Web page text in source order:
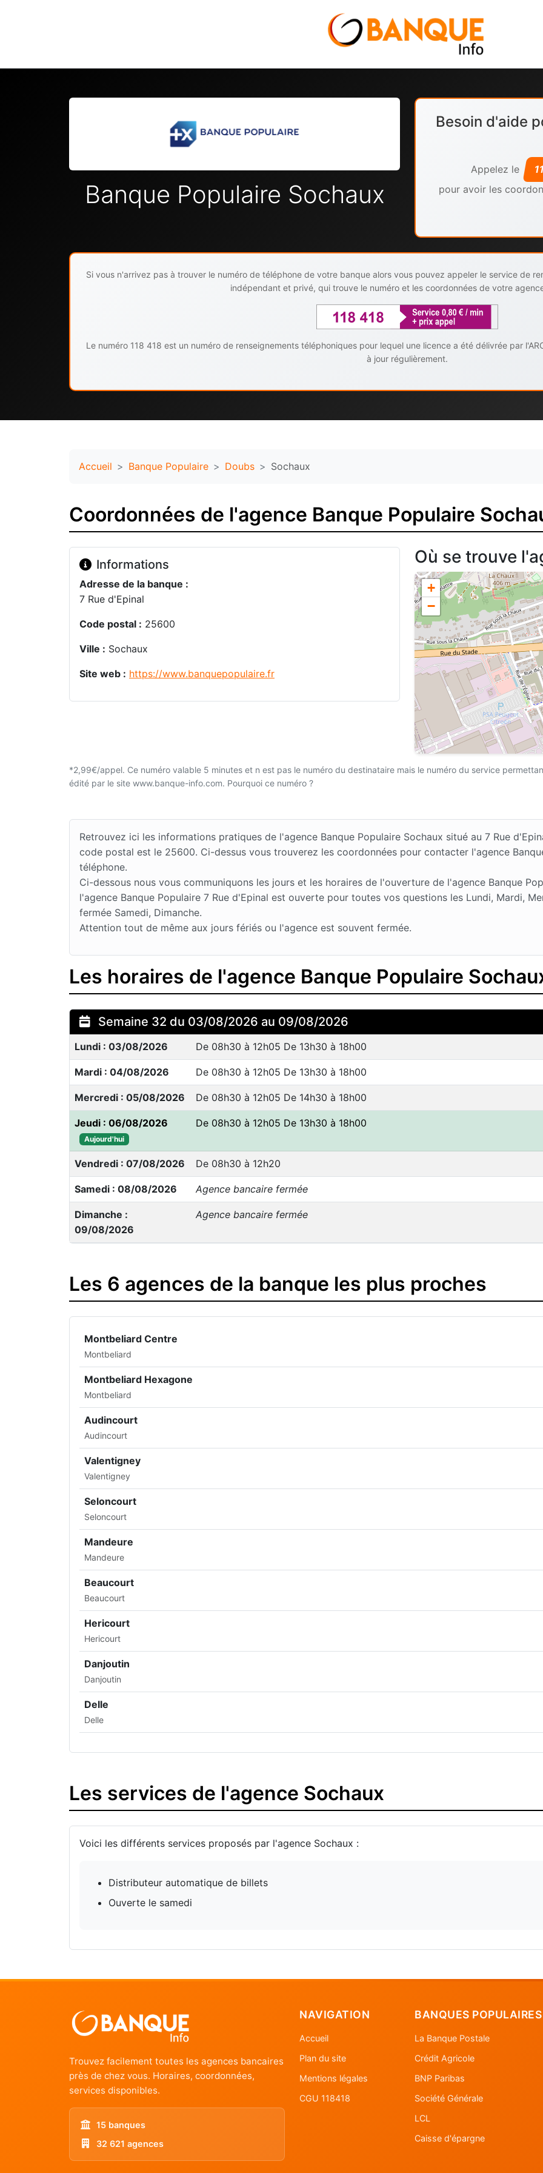
Banque Populaire Sochaux
Besoin d'aide
Appelez le
pour avoir les
Si vous n'arrivez pas à trouver le numéro de téléphone de votre banque alors vous pouvez appeler le service de
indépendant et privé, qui trouve le numéro et les coordonnées de votre
Le numéro 118 418 est un numéro de renseignements téléphoniques pour lequel une licence a été délivrée par
à jour régulièrement.
Accueil Banque Populaire Doubs Sochaux
Coordonnées de l'agence Banque Populaire
Informations
Adresse de la banque :
7 Rue d'Epinal
Code postal : 25600
Ville : Sochaux
Site web : https://www.banquepopulaire.fr
Où se trouve
+
−
*2,99€/appel. Ce numéro valable 5 minutes et n est pas le numéro du destinataire mais le numéro du service
édité par le site www.banque-info.com. Pourquoi ce numéro ?
Retrouvez ici les informations pratiques de l'agence Banque Populaire Sochaux situé au 7 Rue
code postal est le 25600. Ci-dessus vous trouverez les coordonnées pour contacter l'agence
téléphone.
Ci-dessous nous vous communiquons les jours et les horaires de l'ouverture de l'agence Banque
l'agence Banque Populaire 7 Rue d'Epinal est ouverte pour toutes vos questions les Lundi, Mardi,
fermée Samedi, Dimanche.
Attention tout de même aux jours fériés ou l'agence est souvent fermée.
Les horaires de l'agence Banque Populaire
Semaine 32 du 03/08/2026 au 09/08/2026
Lundi : 03/08/2026 De 08h30 à 12h05 De 13h30 à 18h00
Mardi : 04/08/2026 De 08h30 à 12h05 De 13h30 à 18h00
Mercredi : 05/08/2026 De 08h30 à 12h05 De 14h30 à 18h00
Jeudi : 06/08/2026
Aujourd'hui
De 08h30 à 12h05 De 13h30 à 18h00
Vendredi : 07/08/2026 De 08h30 à 12h20
Samedi : 08/08/2026 Agence bancaire fermée
Dimanche :
09/08/2026
Agence bancaire fermée
Les 6 agences de la banque les plus proches
Montbeliard Centre
Montbeliard
Montbeliard Hexagone
Montbeliard
Audincourt
Audincourt
Valentigney
Valentigney
Seloncourt
Seloncourt
Mandeure
Mandeure
Beaucourt
Beaucourt
Hericourt
Hericourt
Danjoutin
Danjoutin
Delle
Delle
Les services de l'agence Sochaux
Voici les différents services proposés par l'agence Sochaux :
Distributeur automatique de billets
Ouverte le samedi
Trouvez facilement toutes les agences bancaires
près de chez vous. Horaires, coordonnées,
services disponibles.
15 banques
32 621 agences
NAVIGATION
Accueil
Plan du site
Mentions légales
CGU 118418
BANQUES POPULAIRES
La Banque Postale
Crédit Agricole
BNP Paribas
Société Générale
LCL
Caisse d'épargne